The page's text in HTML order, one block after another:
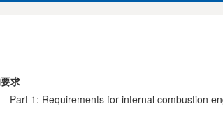
求
Part 1: Requirements for internal combustion